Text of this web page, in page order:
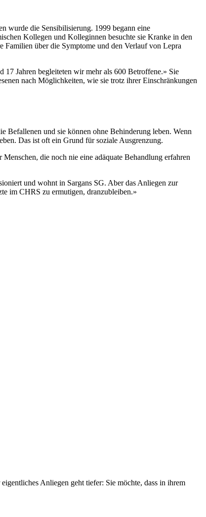
wurde die Sensibilisierung. 1999 begann eine
Kollegen und Kolleginnen besuchte sie Kranke in den
Familien über die Symptome und den Verlauf von Lepra
17 Jahren begleiteten wir mehr als 600 Betroffene.» Sie
nach Möglichkeiten, wie sie trotz ihrer Einschränkungen
Befallenen und sie können ohne Behinderung leben. Wenn
Das ist oft ein Grund für soziale Ausgrenzung.
die noch nie eine adäquate Behandlung erfahren
und wohnt in Sargans SG. Aber das Anliegen zur
im CHRS zu ermutigen, dranzubleiben.»
Anliegen geht tiefer: Sie möchte, dass in ihrem